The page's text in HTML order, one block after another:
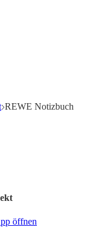
REWE Notizbuch
öffnen